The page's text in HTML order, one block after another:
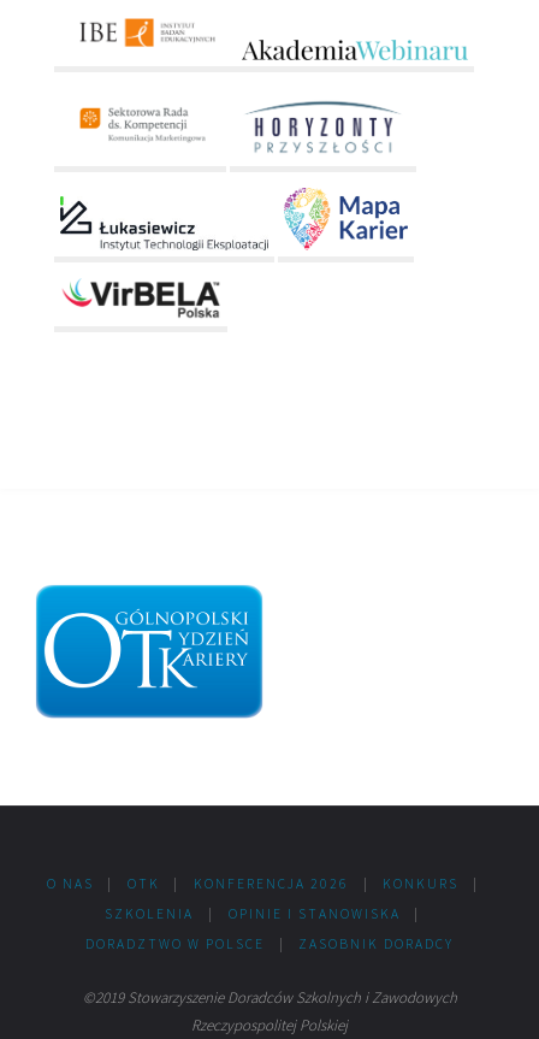
O NAS | OTK | KONFERENCJA 2026 | KONKURS
|
SZKOLENIA
| OPINIE I STANOWISKA
|
DORADZTWO W POLSCE
| ZASOBNIK DORADCY
©2019 Stowarzyszenie Doradców Szkolnych i Zawodowych
Rzeczypospolitej Polskiej